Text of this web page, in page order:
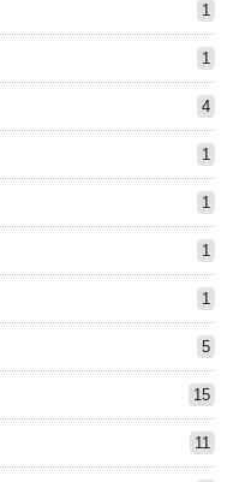
1
1
4
1
1
1
1
5
15
11